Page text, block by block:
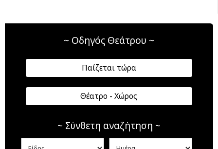
~ Οδηγός Θεάτρου ~
Παίζεται τώρα
Θέατρο - Χώρος
~ Σύνθετη αναζήτηση ~